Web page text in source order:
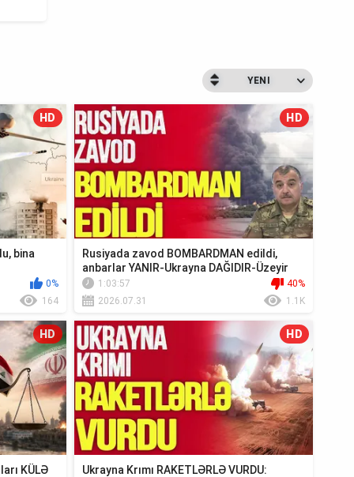
YENI
HD
bina
0%
164
HD
Rusiyada zavod BOMBARDMAN edildi,
anbarlar YANIR-Ukrayna DAĞIDIR-Üzeyir
Cəfərov Ca...
1:03:57
40%
2026.07.31
1.1K
HD
KÜLƏ
HD
Ukrayna Krımı RAKETLƏRLƏ VURDU: